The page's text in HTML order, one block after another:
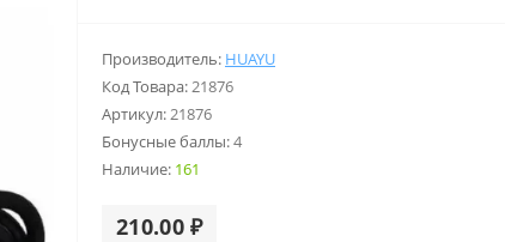
Производитель: HUAYU
Код Товара:21876
Артикул:21876
Бонусные баллы:4
Наличие: 161
210.00 ₽